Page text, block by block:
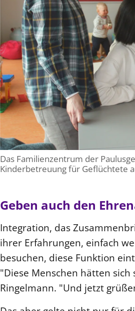
Das Familienzentrum der
Kinderbetreuung für Geflüchtete
Geben auch den
Integration, das
ihrer Erfahrungen, einfach
besuchen, diese Funktion
"Diese Menschen hätten
Ringelmann. "Und jetzt